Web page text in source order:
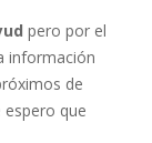
pero por el
información
de
que